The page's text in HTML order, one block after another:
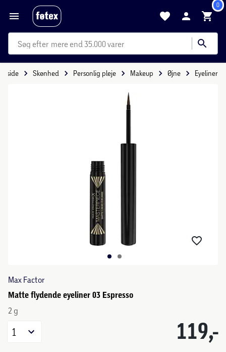
0
mere end 35.000 varer
Skønhed Personlig pleje Makeup Øjne Eyeliner
Max Factor
Matte flydende eyeliner 03 Espresso
2 g
119,-
1